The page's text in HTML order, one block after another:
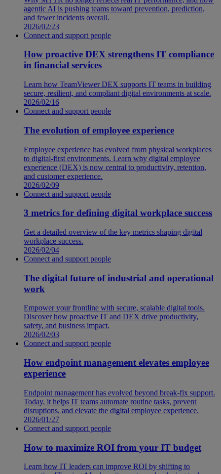
agentic AI is pushing teams toward prevention, prediction,
and fewer incidents overall.
2026/02/23
Connect and support people
How proactive DEX strengthens IT compliance
in financial services
Learn how TeamViewer DEX supports IT teams in building
secure, resilient, and compliant digital environments at scale.
2026/02/16
Connect and support people
The evolution of employee experience
Employee experience has evolved from physical workplaces
to digital-first environments. Learn why digital employee
experience (DEX) is now central to productivity, retention,
and customer experience.
2026/02/09
Connect and support people
3 metrics for defining digital workplace success
Get a detailed overview of the key metrics shaping digital
workplace success.
2026/02/04
Connect and support people
The digital future of industrial and operational
work
Empower your frontline with secure, scalable digital tools.
Discover how proactive IT and DEX drive productivity,
safety, and business impact.
2026/02/03
Connect and support people
How endpoint management elevates employee
experience
Endpoint management has evolved beyond break-fix support.
Today, it helps IT teams automate routine tasks, prevent
disruptions, and elevate the digital employee experience.
2026/01/27
Connect and support people
How to maximize ROI from your IT budget
Learn how IT leaders can improve ROI by shifting to